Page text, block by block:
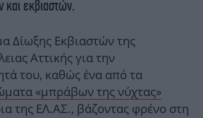
εκβιαστών.
Δίωξης Εκβιαστών της
Αττικής για την
του, καθώς ένα από τα
«μπράβων της νύχτας»
της ΕΛ.ΑΣ., βάζοντας φρένο στη